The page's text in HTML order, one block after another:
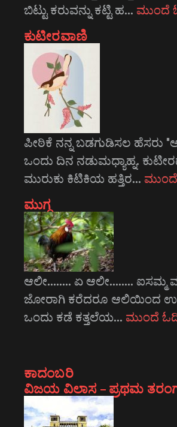
ಬಿಟ್ಟು ಕರುವನ್ನು ಕಟ್ಟಿ ಹ… ಮುಂದೆ
ಕುಟೀರವಾಣಿ
ಪೀಠಿಕೆ ನನ್ನ ಬಡಗುಡಿಸಲ ಹೆಸರು
ಒಂದು ದಿನ ನಡುಮಧ್ಯಾಹ್ನ.
ಮುರುಕು ಕಿಟಿಕಿಯ ಹತ್ತಿರ…
ಮುಗ್ಧ
ಆಲೀ........ ಏ ಆಲೀ........ ಐಸಮ್ಮ
ಜೋರಾಗಿ ಕರೆದರೂ ಆಲಿಯಿಂದ
ಒಂದು ಕಡೆ ಕತ್ತಲೆಯ… ಮುಂದೆ
ಕಾದಂಬರಿ
ವಿಜಯ ವಿಲಾಸ – ಪ್ರಥಮ